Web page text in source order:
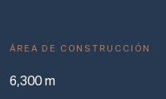
ÁREA DE CONSTRUCCIÓN
6,300 m